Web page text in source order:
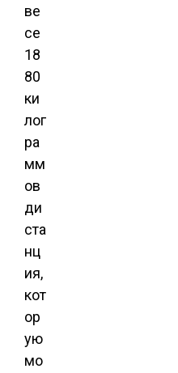
ве
се
18
80
ки
лог
ра
мм
ов
ди
ста
нц
ия,
кот
ор
ую
мо